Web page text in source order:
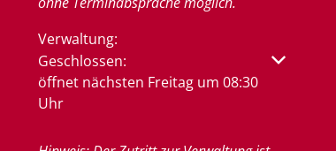
Verwaltung:
Klicken, um weitere Öffnungs- oder
Geschlossen:
öffnet nächsten Freitag um 08:30
Uhr